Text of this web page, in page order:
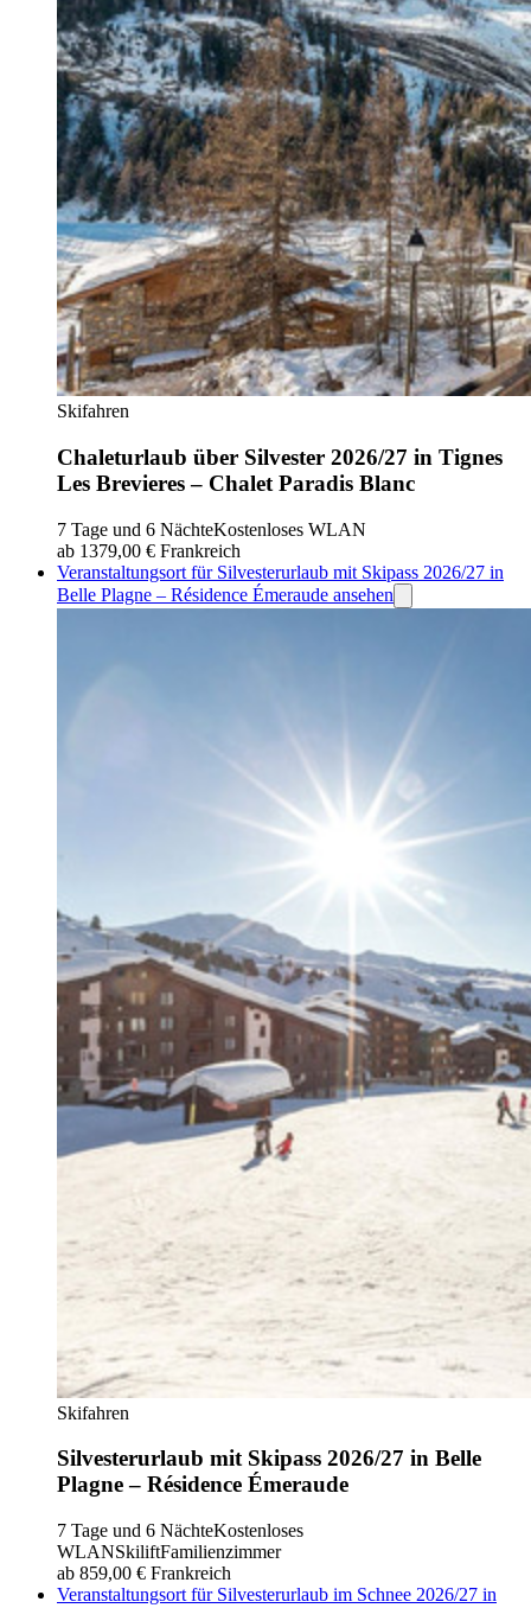
Skifahren
Chaleturlaub über Silvester 2026/27 in Tignes
Les Brevieres – Chalet Paradis Blanc
7 Tage und 6 NächteKostenloses WLAN
ab 1379,00 € Frankreich
Veranstaltungsort für Silvesterurlaub mit Skipass 2026/27 in
Belle Plagne – Résidence Émeraude ansehen
Skifahren
Silvesterurlaub mit Skipass 2026/27 in Belle
Plagne – Résidence Émeraude
7 Tage und 6 NächteKostenloses
WLANSkiliftFamilienzimmer
ab 859,00 € Frankreich
Veranstaltungsort für Silvesterurlaub im Schnee 2026/27 in